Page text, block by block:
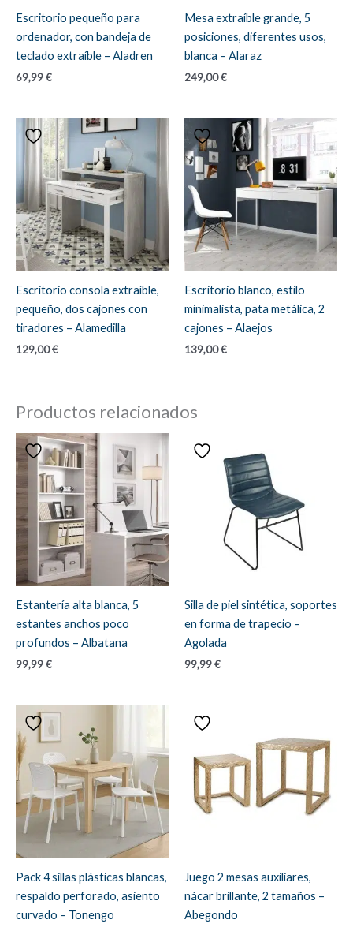
Escritorio pequeño para
ordenador, con bandeja de
teclado extraíble – Aladren
69,99€
Mesa extraíble grande, 5
posiciones, diferentes usos,
blanca – Alaraz
249,00€
Escritorio consola extraíble,
pequeño, dos cajones con
tiradores – Alamedilla
129,00€
Escritorio blanco, estilo
minimalista, pata metálica, 2
cajones – Alaejos
139,00€
Productos relacionados
Estantería alta blanca, 5
estantes anchos poco
profundos – Albatana
99,99€
Silla de piel sintética, soportes
en forma de trapecio –
Agolada
99,99€
Pack 4 sillas plásticas blancas,
respaldo perforado, asiento
curvado – Tonengo
Juego 2 mesas auxiliares,
nácar brillante, 2 tamaños –
Abegondo